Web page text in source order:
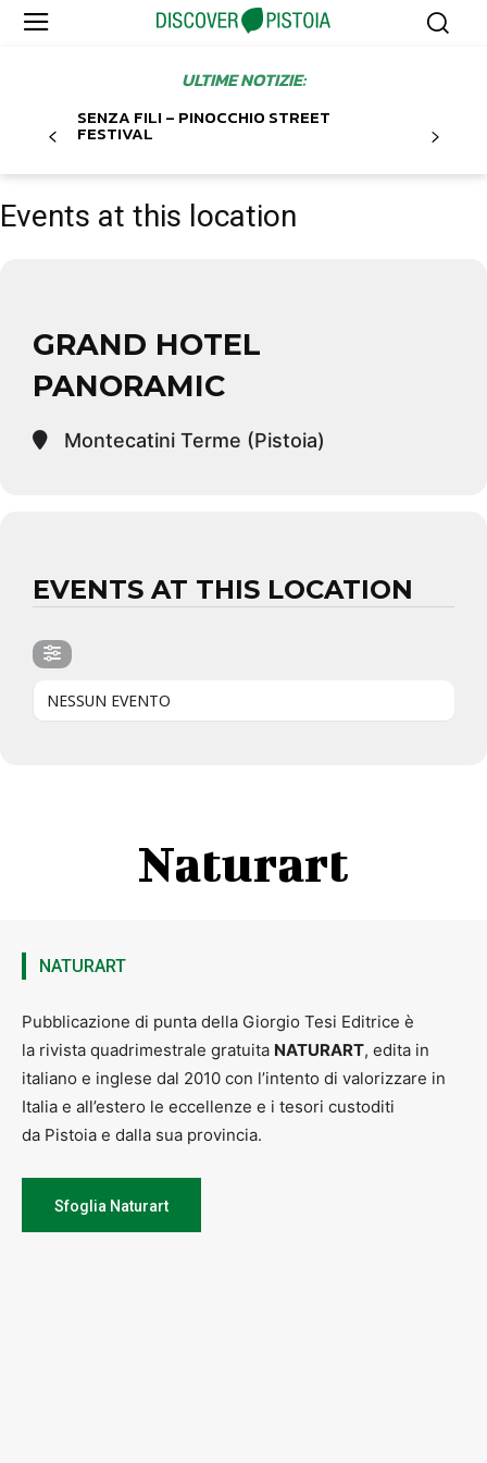
ULTIME NOTIZIE:
SENZA FILI – PINOCCHIO STREET
FESTIVAL
Events at this location
GRAND HOTEL
PANORAMIC
Montecatini Terme (Pistoia)
EVENTS AT THIS LOCATION
NESSUN EVENTO
Naturart
NATURART
Pubblicazione di punta della Giorgio Tesi Editrice è
la rivista quadrimestrale gratuita NATURART, edita in
italiano e inglese dal 2010 con l’intento di valorizzare in
Italia e all’estero le eccellenze e i tesori custoditi
da Pistoia e dalla sua provincia.
Sfoglia Naturart